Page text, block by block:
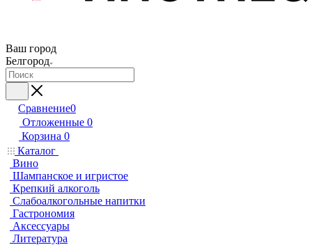
Ваш город
Белгород
Сравнение0
Отложенные 0
Корзина 0
Каталог
Вино
Шампанское и игристое
Крепкий алкоголь
Слабоалкогольные напитки
Гастрономия
Аксессуары
Литература